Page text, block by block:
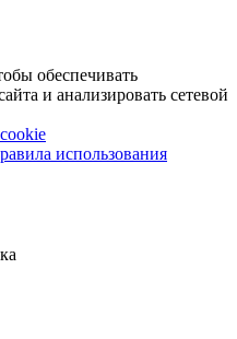
обеспечивать
и анализировать сетевой
использования